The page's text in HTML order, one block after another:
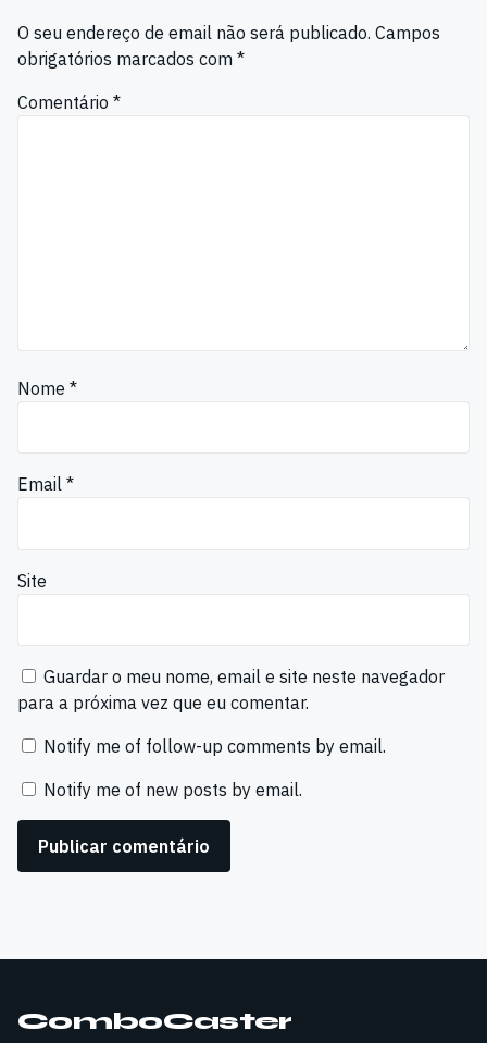
O seu endereço de email não será publicado. Campos
obrigatórios marcados com *
Comentário *
Nome *
Email *
Site
Guardar o meu nome, email e site neste navegador
para a próxima vez que eu comentar.
Notify me of follow-up comments by email.
Notify me of new posts by email.
ComboCaster